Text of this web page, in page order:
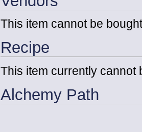
This item cannot be
Recipe
This item currently cannot
Alchemy Path